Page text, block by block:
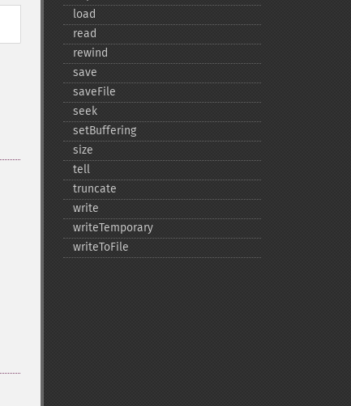
load
read
rewind
save
saveFile
seek
setBuffering
size
tell
truncate
write
writeTemporary
writeToFile